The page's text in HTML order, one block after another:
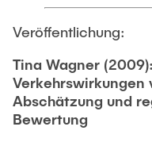
Veröffentlichung:
Tina Wagner (2009):
Verkehrswirkungen
Abschätzung und
Bewertung